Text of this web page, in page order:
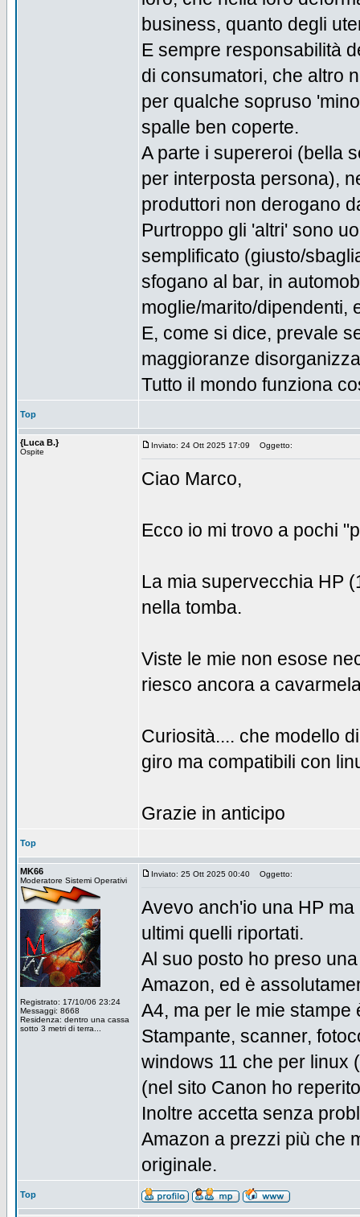
business, quanto degli
E sempre responsabilità
di consumatori, che altro
per qualche sopruso
spalle ben coperte.
A parte i supereroi (bella
per interposta persona),
produttori non derogano
Purtroppo gli 'altri' sono
semplificato (giusto/
sfogano al bar, in
moglie/marito/dipendenti,
E, come si dice, prevale
maggioranze
Tutto il mondo funziona
Top
{Luca B.}
Ospite
Inviato: 24 Ott 2025 17:09 Oggetto:
Ciao Marco,
Ecco io mi trovo a pochi
La mia supervecchia HP
nella tomba.
Viste le mie non esose
riesco ancora a
Curiosità.... che modello
giro ma compatibili con
Grazie in anticipo
Top
MK66
Moderatore Sistemi Operativi
Registrato: 17/10/06 23:24
Messaggi: 8668
Residenza: dentro una cassa
sotto 3 metri di terra...
Inviato: 25 Ott 2025 00:40 Oggetto:
Avevo anch'io una HP
ultimi quelli riportati.
Al suo posto ho preso
Amazon, ed è
A4, ma per le mie
Stampante, scanner,
windows 11 che per linux
(nel sito Canon ho
Inoltre accetta senza
Amazon a prezzi più che
originale.
Top